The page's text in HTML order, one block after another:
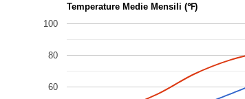
Temperature Medie Mensili (℉)
60
80
100